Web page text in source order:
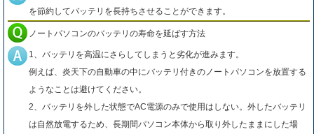
を節約してバッテリを長持ちさせることができます。
ノートパソコンのバッテリの寿命を延ばす方法
1、バッテリを高温にさらしてしまうと劣化が進みます。
例えば、炎天下の自動車の中にバッテリ付きのノートパソコンを放置する
ようなことは避けてください。
2、バッテリを外した状態でAC電源のみで使用はしない。外したバッテリ
は自然放電するため、長期間パソコン本体から取り外したままにした場